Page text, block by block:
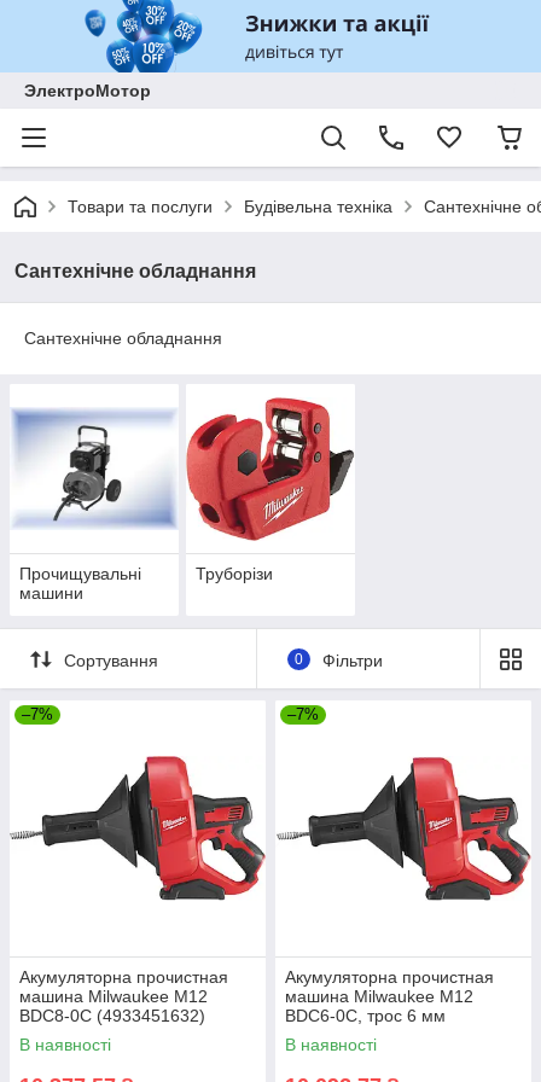
ЭлектроМотор
Товари та послуги Будівельна техніка Сантехнічне
Сантехнічне обладнання
Сантехнічне обладнання
Прочищувальні
машини
Труборізи
Сортування 0 Фільтри
–7%
Акумуляторна прочистная
машина Milwaukee M12
BDC8-0C (4933451632)
В наявності
–7%
Акумуляторна прочистная
машина Milwaukee M12
BDC6-0C, трос 6 мм
(4933451634)
В наявності